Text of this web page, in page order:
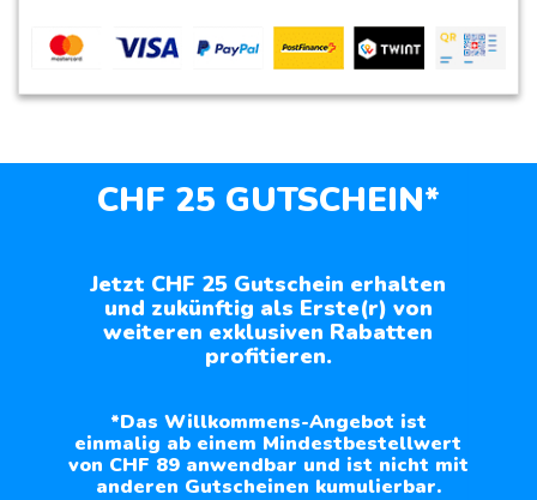
CHF 25 GUTSCHEIN*
Jetzt CHF 25 Gutschein erhalten
und zukünftig als Erste(r) von
weiteren exklusiven Rabatten
profitieren.
*Das Willkommens-Angebot ist
einmalig ab einem Mindestbestellwert
von CHF 89 anwendbar und ist nicht mit
anderen Gutscheinen kumulierbar.